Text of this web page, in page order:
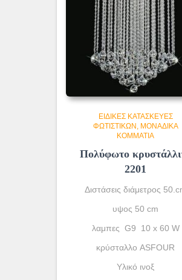
ΕΙΔΙΚΈΣ ΚΑΤΑΣΚΕΥΈΣ
ΦΩΤΙΣΤΙΚΏΝ ΜΟΝΆΔΙΚΑ
ΚΟΜΜΆΤΙΑ
Πολύφωτο
2201
Διστάσεις διάμετρος
υψος 50 cm
λαμπες G9 10 x 60 W
κρύσταλλο ASFOUR
Yλικό ινοξ